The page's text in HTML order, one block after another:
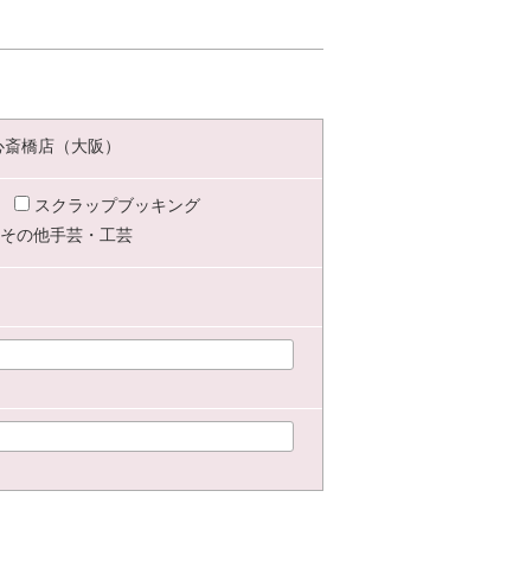
橋店（大阪）
スクラップブッキング
その他手芸・工芸